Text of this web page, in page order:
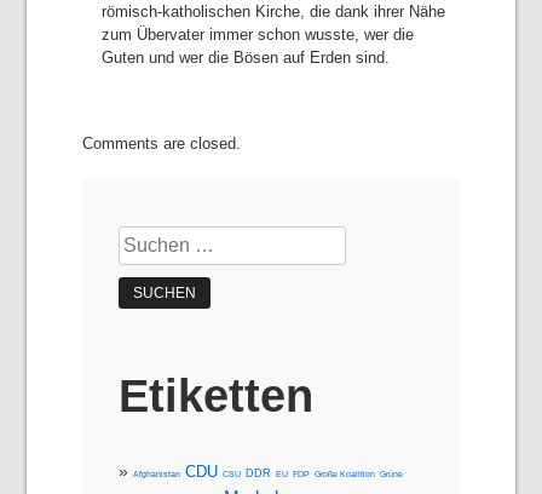
römisch-katholischen Kirche, die dank ihrer Nähe
zum Übervater immer schon wusste, wer die
Guten und wer die Bösen auf Erden sind.
Comments are closed.
Suchen
nach:
Etiketten
Afghanistan CDU CSU DDR EU FDP Große Koalition Grüne